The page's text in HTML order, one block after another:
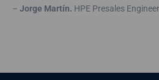
– Jorge Martín. HPE Presales